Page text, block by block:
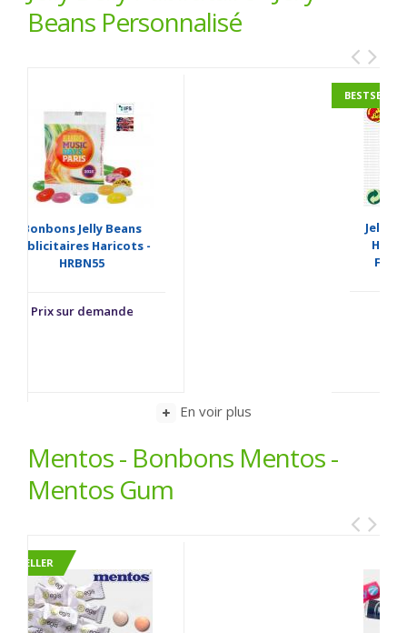
Beans Personnalisé
Jelly Bean Publicitaires
Haricot Confiture De
Fraises - FRAGOLE48
Prix sur demande
En voir plus
Mentos - Bonbons Mentos -
Mentos Gum